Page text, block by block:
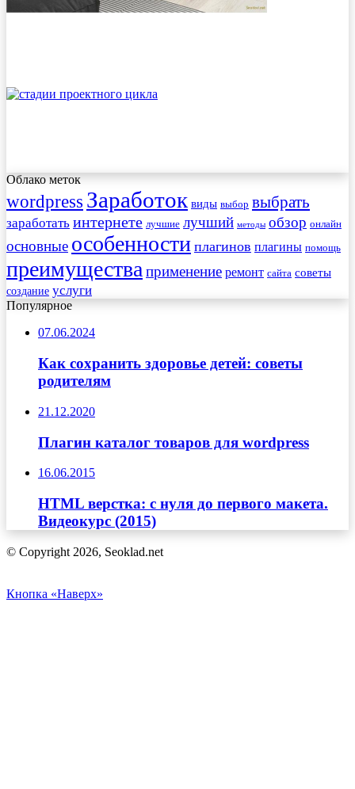
Облако меток
wordpress Заработок виды выбор выбрать
заработать интернете лучшие лучший методы обзор онлайн
основные особенности плагинов плагины помощь
преимущества применение ремонт сайта советы
создание услуги
Популярное
07.06.2024
Как сохранить здоровье детей: советы
родителям
21.12.2020
Плагин каталог товаров для wordpress
16.06.2015
HTМL версткa: с нуля до первого макета.
Видеокурс (2015)
© Copyright 2026, Seoklad.net
Кнопка «Наверх»